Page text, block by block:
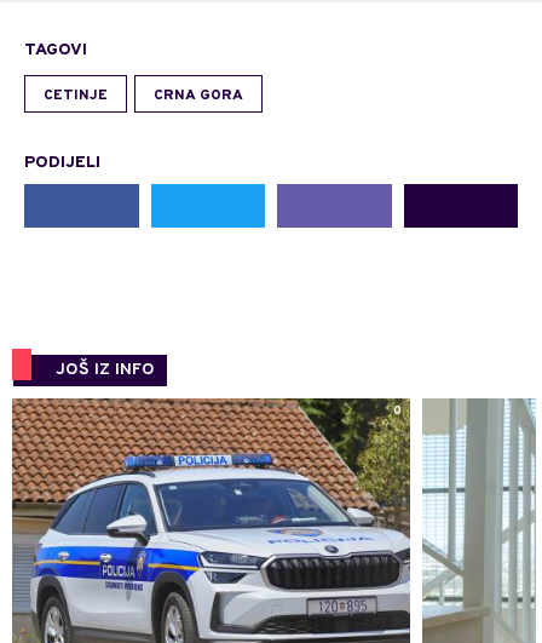
TAGOVI
CETINJE CRNA GORA
PODIJELI
JOŠ IZ INFO
0